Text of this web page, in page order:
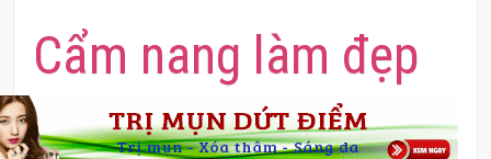
Cẩm nang làm đẹp